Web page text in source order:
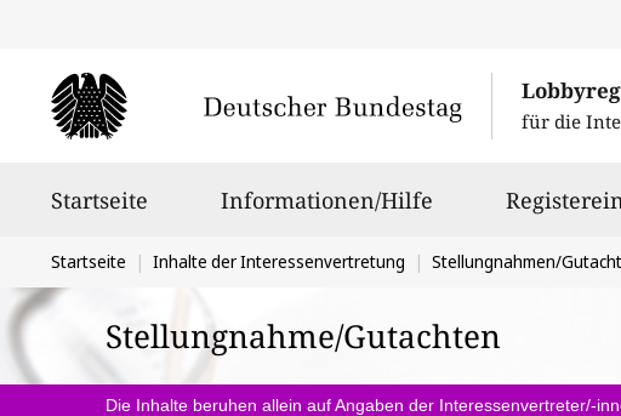
für die
Startseite Informationen/Hilfe
Sie
befinden
sich
hier:
Startseite Inhalte der Interessenvertretung Stellungnahmen/
Stellungnahme/Gutachten
Die Inhalte beruhen allein auf Angaben der Interessenvertreter/-